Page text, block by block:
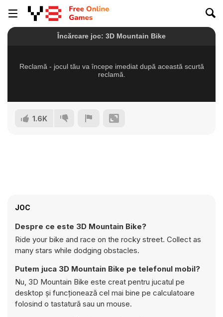
1.6K
JOC
Despre ce este 3D Mountain Bike?
Ride your bike and race on the rocky street. Collect as
many stars while dodging obstacles.
Putem juca 3D Mountain Bike pe telefonul mobil?
Nu, 3D Mountain Bike este creat pentru jucatul pe
desktop și funcționează cel mai bine pe calculatoare
folosind o tastatură sau un mouse.